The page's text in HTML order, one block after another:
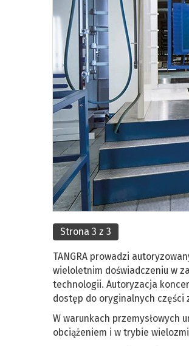
Strona 3 z 3
TANGRA prowadzi
wieloletnim doświadczeniu w
technologii. Autoryzacja
dostęp do oryginalnych
W warunkach przemysłowych
obciążeniem i w trybie